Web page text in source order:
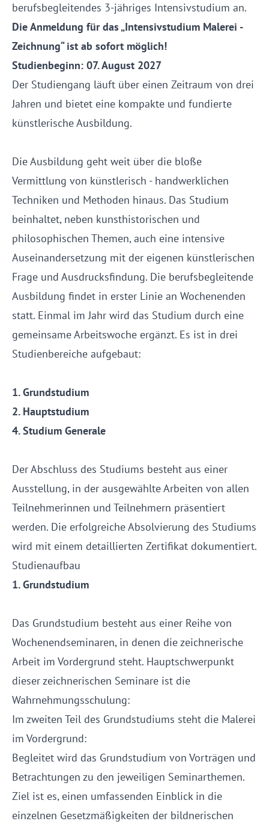
berufsbegleitendes 3-jähriges Intensivstudium an.
Die Anmeldung für das „Intensivstudium Malerei -
Zeichnung“ ist ab sofort möglich!
Studienbeginn: 07. August 2027
Der Studiengang läuft über einen Zeitraum von drei
Jahren und bietet eine kompakte und fundierte
künstlerische Ausbildung.
Die Ausbildung geht weit über die bloße
Vermittlung von künstlerisch - handwerklichen
Techniken und Methoden hinaus. Das Studium
beinhaltet, neben kunsthistorischen und
philosophischen Themen, auch eine intensive
Auseinandersetzung mit der eigenen künstlerischen
Frage und Ausdrucksfindung. Die berufsbegleitende
Ausbildung findet in erster Linie an Wochenenden
statt. Einmal im Jahr wird das Studium durch eine
gemeinsame Arbeitswoche ergänzt. Es ist in drei
Studienbereiche aufgebaut:
1. Grundstudium
2. Hauptstudium
4. Studium Generale
Der Abschluss des Studiums besteht aus einer
Ausstellung, in der ausgewählte Arbeiten von allen
Teilnehmerinnen und Teilnehmern präsentiert
werden. Die erfolgreiche Absolvierung des Studiums
wird mit einem detaillierten Zertifikat dokumentiert.
Studienaufbau
1. Grundstudium
Das Grundstudium besteht aus einer Reihe von
Wochenendseminaren, in denen die zeichnerische
Arbeit im Vordergrund steht. Hauptschwerpunkt
dieser zeichnerischen Seminare ist die
Wahrnehmungsschulung:
Im zweiten Teil des Grundstudiums steht die Malerei
im Vordergrund:
Begleitet wird das Grundstudium von Vorträgen und
Betrachtungen zu den jeweiligen Seminarthemen.
Ziel ist es, einen umfassenden Einblick in die
einzelnen Gesetzmäßigkeiten der bildnerischen